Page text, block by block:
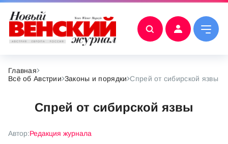
Главная
Всё об Австрии Законы и порядки Спрей от сибирской язвы
Спрей от сибирской язвы
Автор:Редакция журнала